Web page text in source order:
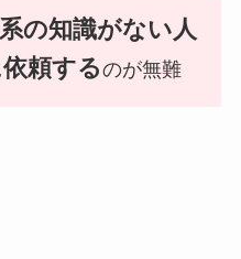
の知識がない人
頼するのが無難